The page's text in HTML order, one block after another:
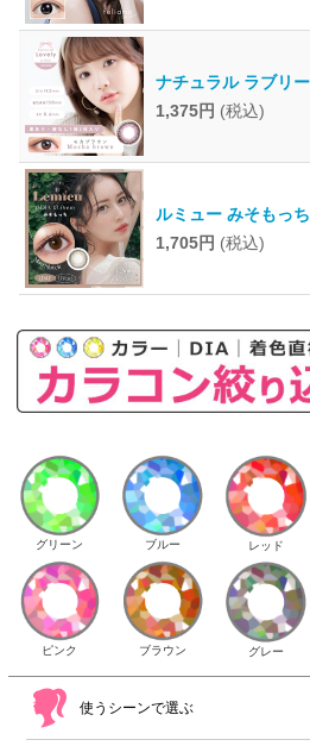
ナチュラル ラブリ
1,375円 (税込)
ルミュー みそもっ
1,705円 (税込)
グリーン ブルー レッド
ピンク ブラウン グレー
使うシーンで選ぶ